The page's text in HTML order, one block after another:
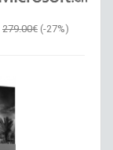
279.00€ (-27%)